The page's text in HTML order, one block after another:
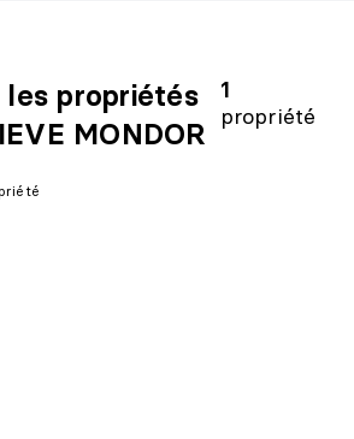
les propriétés
MONDOR
1
propriété